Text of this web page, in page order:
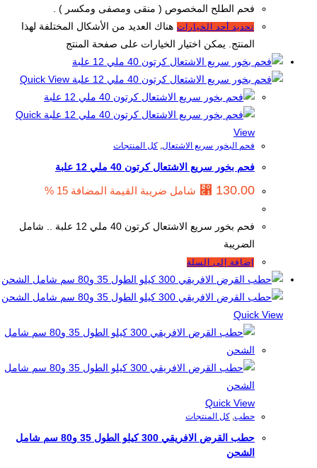
فحم الطلح المخصوص ( منقى ومصفى ومكسر ) .
تحديد أحد الخيارات هناك العديد من الأشكال المختلفة لهذا
المنتج. يمكن اختيار الخيارات على صفحة المنتج
Quick View
Quick
View
فحم البخور سريع الاشتعال,كل المنتجات
فحم بخور سريع الاشتعال كرتون 40 ملي 12 علبة
⃁130.00 شامل ضريبة القيمة المضافة 15 %
فحم بخور سريع الاشتعال كرتون 40 ملي 12 علبة .. شامل
الضريبة
إضافة إلى السلة
Quick View
Quick View
حطب,كل المنتجات
حطب القرض الافريقي 300 كيلو الطول 35 و80 سم شامل
الشحن